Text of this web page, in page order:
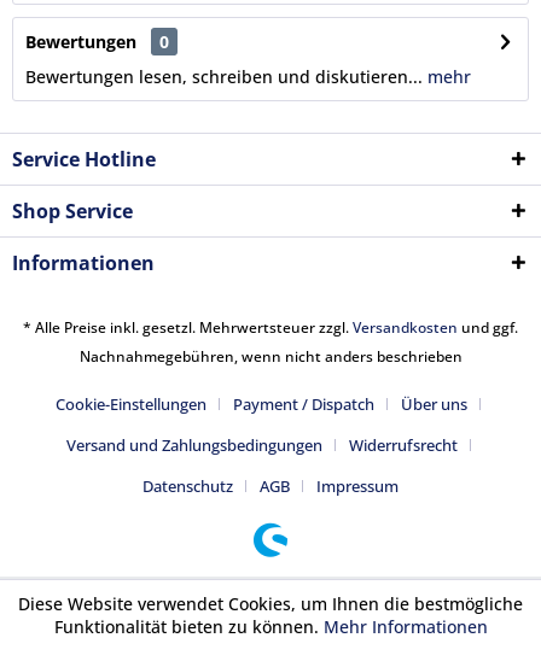
Bewertungen
0
Bewertungen lesen, schreiben und diskutieren... mehr
Service Hotline
Shop Service
Informationen
* Alle Preise inkl. gesetzl. Mehrwertsteuer zzgl.Versandkosten und ggf.
Nachnahmegebühren, wenn nicht anders beschrieben
Cookie-Einstellungen Payment / Dispatch
Über uns
Versand und Zahlungsbedingungen
Widerrufsrecht
Datenschutz
AGB Impressum
Diese Website verwendet Cookies, um Ihnen die bestmögliche
Funktionalität bieten zu können. Mehr Informationen